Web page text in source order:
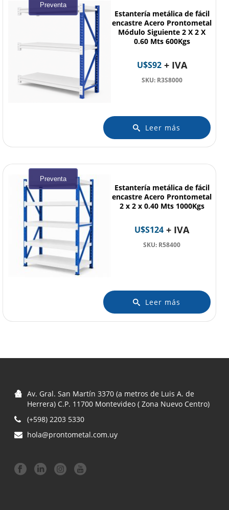
Estantería metálica de fácil
encastre Acero Prontometal
Módulo Siguiente 2 X 2 X
0.60 Mts 600Kgs
Preventa
U$S92+ IVA
SKU: R3S8000
Leer más
Estantería metálica de fácil
encastre Acero Prontometal
2 x 2 x 0.40 Mts 1000Kgs
Preventa
U$S124 + IVA
SKU: R58400
Leer más
Av. Gral. San Martín 3370 (a metros de Luis A. de
Herrera) C.P. 11700 Montevideo ( Zona Nuevo Centro)
(+598) 2203 5330
hola@prontometal.com.uy